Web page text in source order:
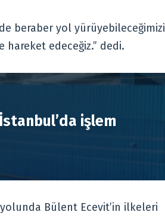
beraber yol yürüyebileceğimizi
edeceğiz.” dedi.
işlem
yolunda Bülent Ecevit’in ilkeleri